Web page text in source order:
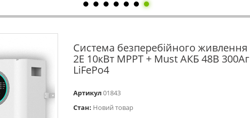
Система безперебійного живлення
2Е 10кВт MPPT + Must АКБ 48В 300Аг
LiFePo4
Артикул01843
Стан: Новий товар